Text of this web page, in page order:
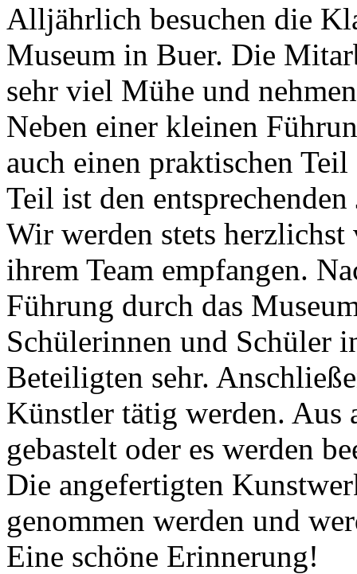
Alljährlich besuchen die
Museum in Buer. Die
sehr viel Mühe und
Neben einer kleinen
auch einen praktischen
Teil ist den entsprechenden
Wir werden stets
ihrem Team empfangen.
Führung durch das
Schülerinnen und Schüler
Beteiligten sehr.
Künstler tätig werden. Aus
gebastelt oder es werden
Die angefertigten
genommen werden und
Eine schöne Erinnerung!